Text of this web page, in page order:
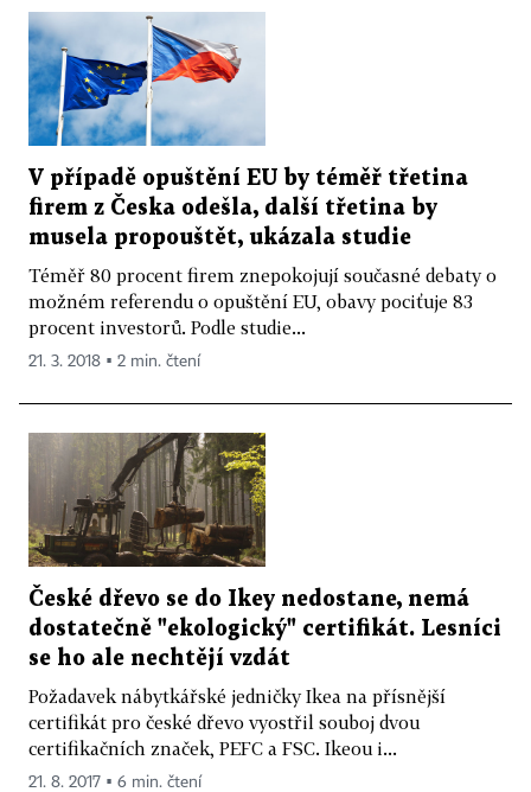
V případě opuštění EU by téměř třetina
firem z Česka odešla, další třetina by
musela propouštět, ukázala studie
Téměř 80 procent firem znepokojují současné debaty o
možném referendu o opuštění EU, obavy pociťuje 83
procent investorů. Podle studie...
21. 3. 2018 ▪ 2 min. čtení
České dřevo se do Ikey nedostane, nemá
dostatečně "ekologický" certifikát. Lesníci
se ho ale nechtějí vzdát
Požadavek nábytkářské jedničky Ikea na přísnější
certifikát pro české dřevo vyostřil souboj dvou
certifikačních značek, PEFC a FSC. Ikeou i...
21. 8. 2017 ▪ 6 min. čtení